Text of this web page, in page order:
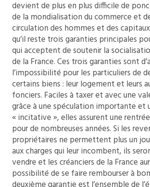
devient de plus en plus difficile de
de la mondialisation du commerce et
circulation des hommes et des
qu’il reste trois garanties principales
qui acceptent de soutenir la
de la France. Ces trois garanties sont
l’impossibilité pour les particuliers de
certains biens : leur logement et leurs
fonciers. Faciles à taxer et avec une
grâce à une spéculation importante et
« incitative », elles assurent une
pour de nombreuses années. Si les
propriétaires ne permettent plus un
aux charges qui leur incombent, ils
vendre et les créanciers de la France
possibilité de se faire rembourser à